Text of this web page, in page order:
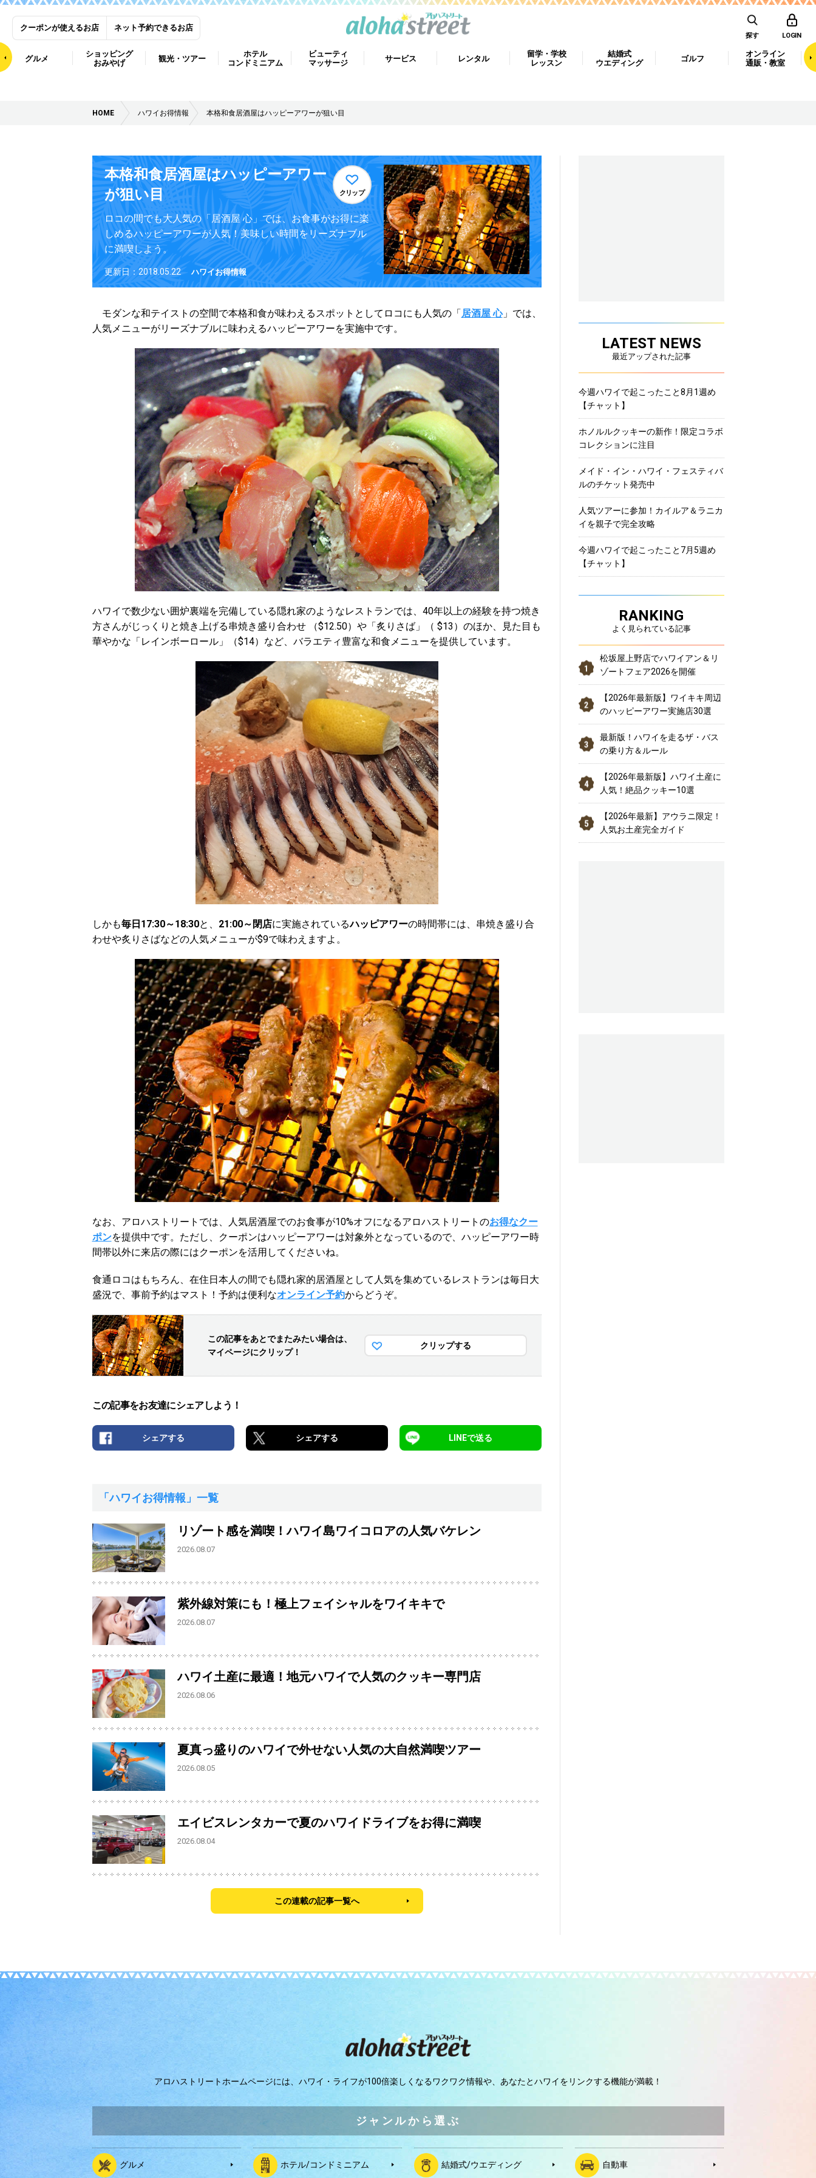
クーポンが使えるお店 ネット予約できるお店
探す LOGIN
グルメ
ショッピング
おみやげ
観光・ツアー
ホテル
コンドミニアム
ビューティ
マッサージ
サービス レンタル
留学・学校
レッスン
結婚式
ウエディング
ゴルフ
オンライン
通販・教室
HOME ハワイお得情報 本格和食居酒屋はハッピーアワーが狙い目
本格和食居酒屋はハッピーアワー
が狙い目
クリップ
ロコの間でも大人気の「居酒屋 心」では、お食事がお得に楽
しめるハッピーアワーが人気！美味しい時間をリーズナブル
に満喫しよう。
更新日：2018.05.22 ハワイお得情報
モダンな和テイストの空間で本格和食が味わえるスポットとしてロコにも人気の「居酒屋 心」では、
人気メニューがリーズナブルに味わえるハッピーアワーを実施中です。
ハワイで数少ない囲炉裏端を完備している隠れ家のようなレストランでは、40年以上の経験を持つ焼き
方さんがじっくりと焼き上げる串焼き盛り合わせ （$12.50）や「炙りさば」（ $13）のほか、見た目も
華やかな「レインボーロール」（$14）など、バラエティ豊富な和食メニューを提供しています。
しかも毎日17:30～18:30と、 21:00～閉店に実施されているハッピアワーの時間帯には、串焼き盛り合
わせや炙りさばなどの人気メニューが$9で味わえますよ。
なお、アロハストリートでは、人気居酒屋でのお食事が10%オフになるアロハストリートのお得なクー
ポンを提供中です。ただし、クーポンはハッピーアワーは対象外となっているので、ハッピーアワー時
間帯以外に来店の際にはクーポンを活用してくださいね。
食通ロコはもちろん、在住日本人の間でも隠れ家的居酒屋として人気を集めているレストランは毎日大
盛況で、事前予約はマスト！予約は便利なオンライン予約からどうぞ。
この記事をあとでまたみたい場合は、
マイページにクリップ！
クリップする
この記事をお友達にシェアしよう！
シェアする シェアする LINEで送る
「ハワイお得情報」一覧
リゾート感を満喫！ハワイ島ワイコロアの人気バケレン
2026.08.07
紫外線対策にも！極上フェイシャルをワイキキで
2026.08.07
ハワイ土産に最適！地元ハワイで人気のクッキー専門店
2026.08.06
夏真っ盛りのハワイで外せない人気の大自然満喫ツアー
2026.08.05
エイビスレンタカーで夏のハワイドライブをお得に満喫
2026.08.04
この連載の記事一覧へ
LATEST NEWS
最近アップされた記事
今週ハワイで起こったこと8月1週め
【チャット】
ホノルルクッキーの新作！限定コラボ
コレクションに注目
メイド・イン・ハワイ・フェスティバ
ルのチケット発売中
人気ツアーに参加！カイルア＆ラニカ
イを親子で完全攻略
今週ハワイで起こったこと7月5週め
【チャット】
RANKING
よく見られている記事
松坂屋上野店でハワイアン＆リ
ゾートフェア2026を開催
【2026年最新版】ワイキキ周辺
のハッピーアワー実施店30選
最新版！ハワイを走るザ・バス
の乗り方＆ルール
【2026年最新版】ハワイ土産に
人気！絶品クッキー10選
【2026年最新】アウラニ限定！
人気お土産完全ガイド
アロハストリートホームページには、 ハワイ・ライフが100倍楽しくなるワクワク情報や、 あなたとハワイをリンクする機能が満載！
ジャンルから選ぶ
グルメ ホテル/コンドミニアム 結婚式/ウエディング 自動車